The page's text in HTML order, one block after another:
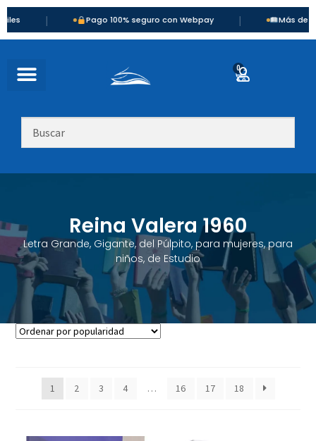
Pago 100% seguro con Webpay | Más de 900 títulos
0
Reina Valera 1960
Letra Grande, Gigante, del Púlpito, para mujeres, para
niños, de Estudio
1 2 3 4 … 16 17 18